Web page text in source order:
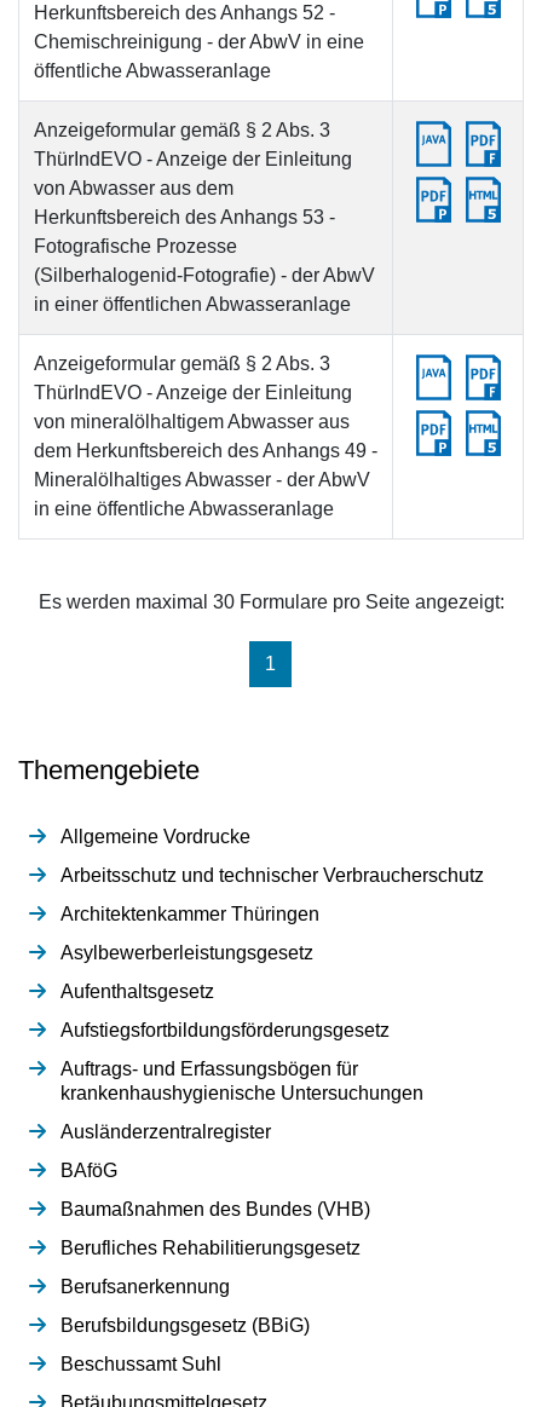
Herkunftsbereich des Anhangs 52 -
Chemischreinigung - der AbwV in eine
öffentliche Abwasseranlage
Anzeigeformular gemäß § 2 Abs. 3
ThürIndEVO - Anzeige der Einleitung
von Abwasser aus dem
Herkunftsbereich des Anhangs 53 -
Fotografische Prozesse
(Silberhalogenid-Fotografie) - der AbwV
in einer öffentlichen Abwasseranlage
Anzeigeformular gemäß § 2 Abs. 3
ThürIndEVO - Anzeige der Einleitung
von mineralölhaltigem Abwasser aus
dem Herkunftsbereich des Anhangs 49 -
Mineralölhaltiges Abwasser - der AbwV
in eine öffentliche Abwasseranlage
Es werden maximal 30 Formulare pro Seite angezeigt:
1
Themengebiete
Allgemeine Vordrucke
Arbeitsschutz und technischer Verbraucherschutz
Architektenkammer Thüringen
Asylbewerberleistungsgesetz
Aufenthaltsgesetz
Aufstiegsfortbildungsförderungsgesetz
Auftrags- und Erfassungsbögen für
krankenhaushygienische Untersuchungen
Ausländerzentralregister
BAföG
Baumaßnahmen des Bundes (VHB)
Berufliches Rehabilitierungsgesetz
Berufsanerkennung
Berufsbildungsgesetz (BBiG)
Beschussamt Suhl